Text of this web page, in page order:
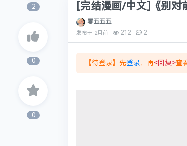
2
0
0
[完结漫画/中文]《别对
零五五五
发布于 2月前 212 2
【待登录】先登录，再<回复>查